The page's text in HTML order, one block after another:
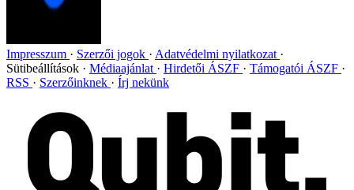
Impresszum Szerzői jogok
Adatvédelmi nyilatkozat
Sütibeállítások
Médiaajánlat Hirdetői ÁSZF
Támogatói ÁSZF
RSS
Szerzőinknek Írj nekünk